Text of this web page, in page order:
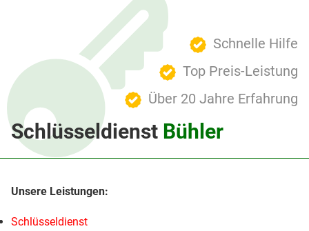
Schnelle Hilfe
Top Preis-Leistung
Über 20 Jahre Erfahrung
Schlüsseldienst Bühler
Schlüsseldienst